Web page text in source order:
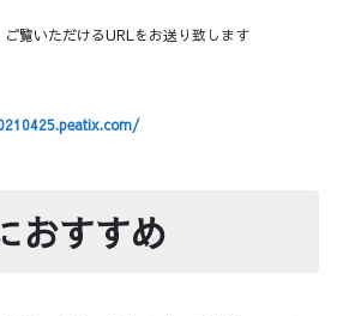
覧いただけるURLをお送り致します
おすすめ